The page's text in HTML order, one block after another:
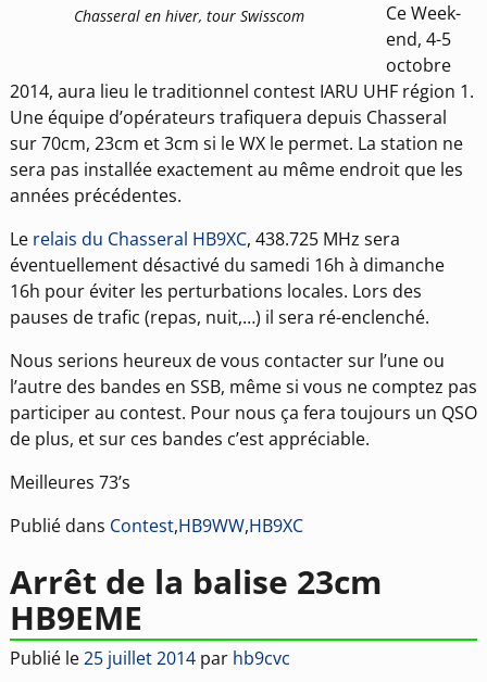
Chasseral en hiver, tour Swisscom
Ce Week-
end, 4-5
octobre
2014, aura lieu le traditionnel contest IARU UHF région 1.
Une équipe d’opérateurs trafiquera depuis Chasseral
sur 70cm, 23cm et 3cm si le WX le permet. La station ne
sera pas installée exactement au même endroit que les
années précédentes.
Le relais du Chasseral HB9XC, 438.725 MHz sera
éventuellement désactivé du samedi 16h à dimanche
16h pour éviter les perturbations locales. Lors des
pauses de trafic (repas, nuit,…) il sera ré-enclenché.
Nous serions heureux de vous contacter sur l’une ou
l’autre des bandes en SSB, même si vous ne comptez pas
participer au contest. Pour nous ça fera toujours un QSO
de plus, et sur ces bandes c’est appréciable.
Meilleures 73’s
Publié dans Contest,HB9WW,HB9XC
Arrêt de la balise 23cm
HB9EME
Publié le25 juillet 2014 par hb9cvc